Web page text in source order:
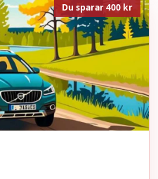
Du sparar 400 kr